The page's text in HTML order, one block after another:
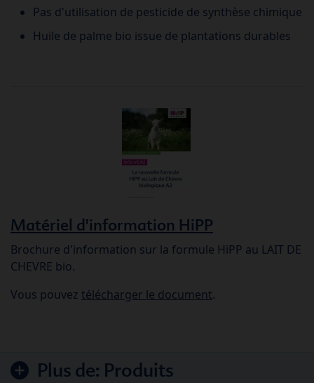
Pas d'utilisation de pesticide de synthèse chimique
Huile de palme bio issue de plantations durables
Matériel d'information HiPP
Brochure d'information sur la formule HiPP au LAIT DE
CHEVRE bio.
Vous pouvez télécharger le document.
Plus de: Produits